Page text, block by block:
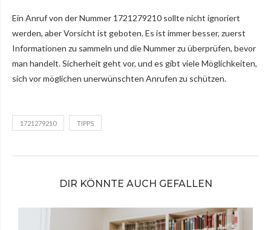
Ein Anruf von der Nummer 1721279210 sollte nicht ignoriert
werden, aber Vorsicht ist geboten. Es ist immer besser, zuerst
Informationen zu sammeln und die Nummer zu überprüfen, bevor
man handelt. Sicherheit geht vor, und es gibt viele Möglichkeiten,
sich vor möglichen unerwünschten Anrufen zu schützen.
1721279210 TIPPS
DIR KÖNNTE AUCH GEFALLEN